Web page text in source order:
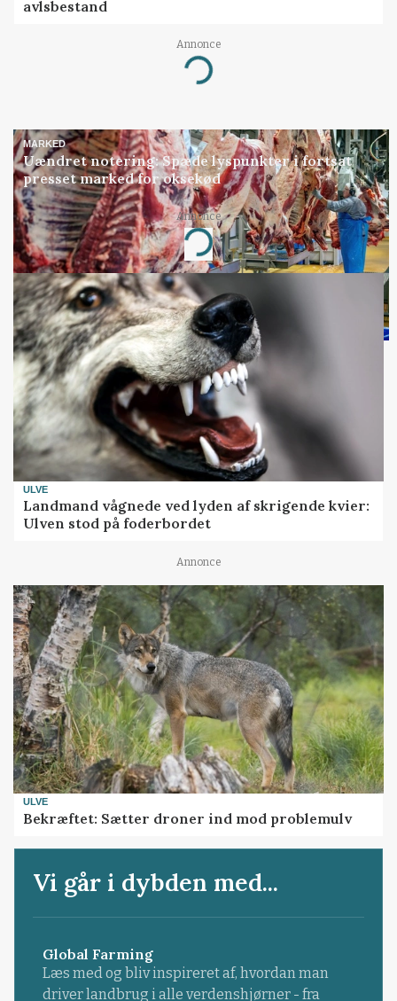
avlsbestand
Annonce
Loading...
MARKED
Uændret notering: Spæde lyspunkter i fortsat
presset marked for oksekød
Annonce
Loading...
ULVE
Landmand vågnede ved lyden af skrigende kvier:
Ulven stod på foderbordet
Annonce
ULVE
Bekræftet: Sætter droner ind mod problemulv
Vi går i dybden med...
Global Farming
Læs med og bliv inspireret af, hvordan man
driver landbrug i alle verdenshjørner - fra